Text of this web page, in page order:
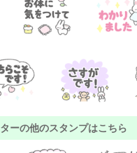
ーの他のスタンプはこちら